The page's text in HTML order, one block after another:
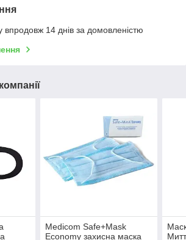
впродовж 14 днів за домовленістю
Medicom Safe+Mask
Economy захисна маска